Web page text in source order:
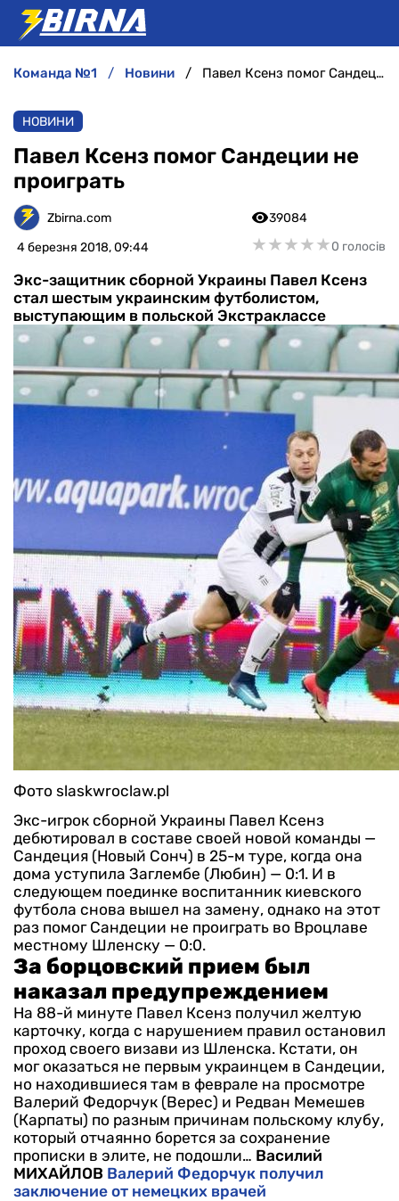
АНАЛІТИКА
ІНТЕРВ'Ю
РІЗНЕ
БУКМЕКЕРИ
команда №1 новини Павел Ксенз помог Сандеции не проиграть
НОВИНИ
Павел Ксенз помог Сандеции не
проиграть
Zbirna.com
4 березня 2018, 09:44
39084
★★★★★
★★★★★0 голосів
Экс-защитник сборной Украины Павел Ксенз
стал шестым украинским футболистом,
выступающим в польской Экстраклассе
Фото slaskwroclaw.pl
Экс-игрок сборной Украины Павел Ксенз
дебютировал в составе своей новой команды —
Сандеция (Новый Сонч) в 25-м туре, когда она
дома уступила Заглембе (Любин) — 0:1. И в
следующем поединке воспитанник киевского
футбола снова вышел на замену, однако на этот
раз помог Сандеции не проиграть во Вроцлаве
местному Шленску — 0:0.
За борцовский прием был
наказал предупреждением
На 88-й минуте Павел Ксенз получил желтую
карточку, когда с нарушением правил остановил
проход своего визави из Шленска. Кстати, он
мог оказаться не первым украинцем в Сандеции,
но находившиеся там в феврале на просмотре
Валерий Федорчук (Верес) и Редван Мемешев
(Карпаты) по разным причинам польскому клубу,
который отчаянно борется за сохранение
прописки в элите, не подошли… Василий
МИХАЙЛОВ Валерий Федорчук получил
заключение от немецких врачей